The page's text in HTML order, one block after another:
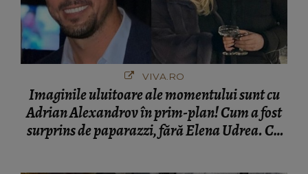
VIVA.RO
Imaginile uluitoare ale momentului sunt cu
Adrian Alexandrov în prim-plan! Cum a fost
surprins de paparazzi, fără Elena Udrea. Cu